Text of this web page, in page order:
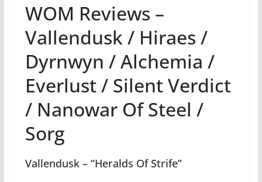
WOM Reviews –
Vallendusk / Hiraes /
Dyrnwyn / Alchemia /
Everlust / Silent Verdict
/ Nanowar Of Steel /
Sorg
Vallendusk – “Heralds Of Strife”